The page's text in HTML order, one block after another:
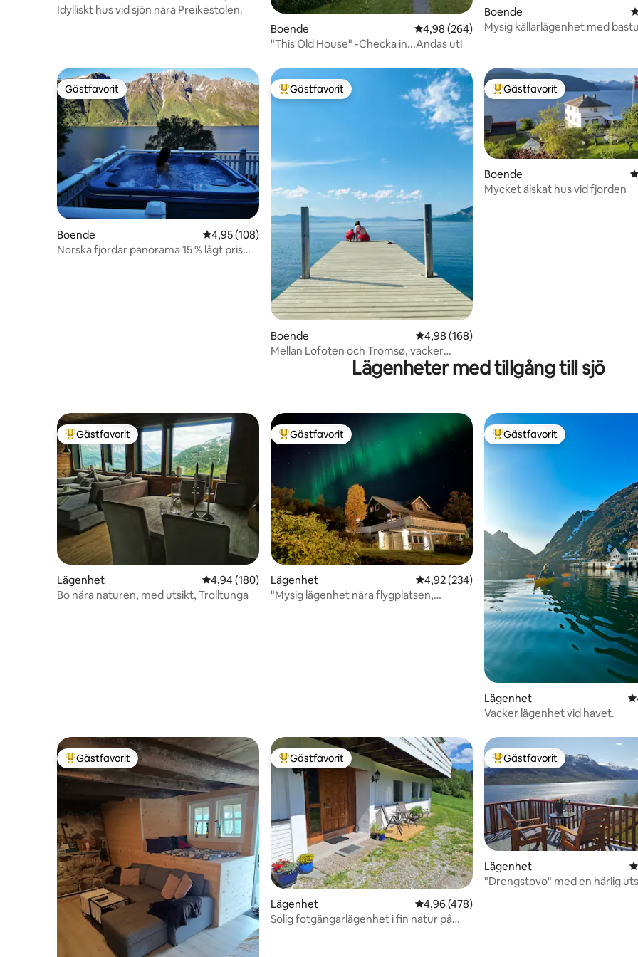
Idylliskt hus vid sjön nära Preikestolen.
Boende 4,98 av 5 i genomsnittligt betyg, 264
4,98 (264)
"This Old House" -Checka in...Andas ut!
Boende
Mysig källarlägenhet med bastu
Gästfavorit
Gästfavorit
Boende 4,95 av 5 i genomsnittligt betyg, 108 omdömen
4,95 (108)
Norska fjordar panorama 15 % lågt pris
Populär gästfavorit
Gästfavorit
Boende 4,98 av 5 i genomsnittligt betyg, 168
4,98 (168)
Mellan Lofoten och Tromsø, vacker
Populär gästfavorit
Gästfavorit
Boende
Mycket älskat hus vid fjorden
Lägenheter med tillgång till sjö
Populär gästfavorit
Gästfavorit
Lägenhet 4,94 av 5 i genomsnittligt betyg, 180 omdömen
4,94 (180)
Bo nära naturen, med utsikt, Trolltunga
Populär gästfavorit
Gästfavorit
Lägenhet 4,92 av 5 i genomsnittligt betyg, 234
4,92 (234)
"Mysig lägenhet nära flygplatsen,
Populär gästfavorit
Gästfavorit
Lägenhet
Vacker lägenhet vid havet.
Populär gästfavorit
Gästfavorit Populär gästfavorit
Gästfavorit
Lägenhet 4,96 av 5 i genomsnittligt betyg, 478
4,96 (478)
Solig fotgängarlägenhet i fin natur på
Populär gästfavorit
Gästfavorit
Lägenhet
"Drengstovo" med en härlig